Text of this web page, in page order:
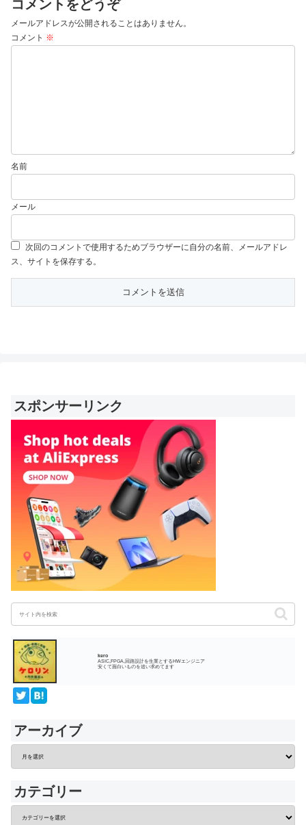
コメントをどうぞ
メールアドレスが公開されることはありません。
コメント ※
名前
メール
次回のコメントで使用するためブラウザーに自分の名前、メールアドレ
ス、サイトを保存する。
スポンサーリンク
kero
ASIC,FPGA,回路設計を生業とするHWエンジニア
安くて面白いものを追い求めてます
アーカイブ
カテゴリー